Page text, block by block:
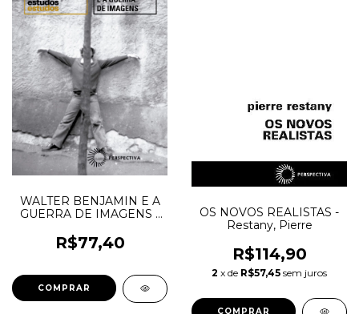
WALTER BENJAMIN E A
GUERRA DE IMAGENS -
R$77,40
OS NOVOS REALISTAS -
Restany, Pierre
R$114,90
2 x de R$57,45 sem juros